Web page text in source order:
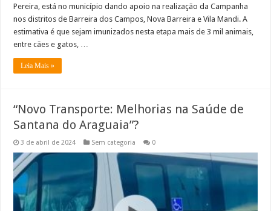
Pereira, está no município dando apoio na realização da Campanha
nos distritos de Barreira dos Campos, Nova Barreira e Vila Mandi. A
estimativa é que sejam imunizados nesta etapa mais de 3 mil animais,
entre cães e gatos, …
Leia Mais »
“Novo Transporte: Melhorias na Saúde de
Santana do Araguaia”?
3 de abril de 2024 Sem categoria 0